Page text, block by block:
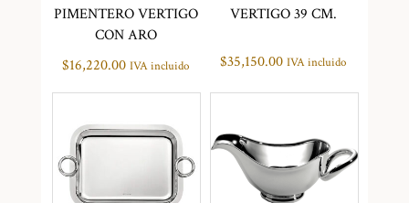
PIMENTERO VERTIGO
CON ARO
$16,220.00 IVA incluido
VERTIGO 39 CM.
$35,150.00 IVA incluido